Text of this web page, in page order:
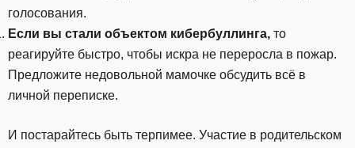
голосования.
Если вы стали объектом кибербуллинга, то
реагируйте быстро, чтобы искра не переросла в пожар.
Предложите недовольной мамочке обсудить всё в
личной переписке.
И постарайтесь быть терпимее. Участие в родительском